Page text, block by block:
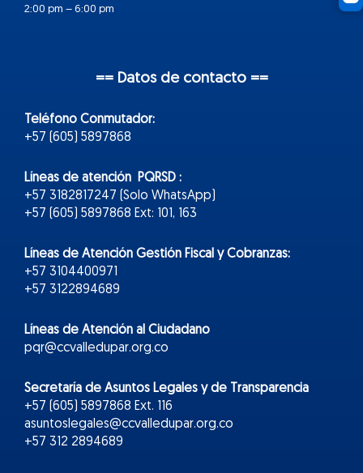
2:00 pm – 6:00 pm
== Datos de contacto ==
Teléfono Conmutador:
+57 (605) 5897868
Líneas de atención PQRSD :
+57 3182817247 (Solo WhatsApp)
+57 (605) 5897868 Ext: 101, 163
Líneas de Atención Gestión Fiscal y Cobranzas:
+57 3104400971
+57 3122894689
Líneas de Atención al Ciudadano
pqr@ccvalledupar.org.co
Secretaría de Asuntos Legales y de Transparencia
+57 (605) 5897868 Ext. 116
asuntoslegales@ccvalledupar.org.co
+57 312 2894689